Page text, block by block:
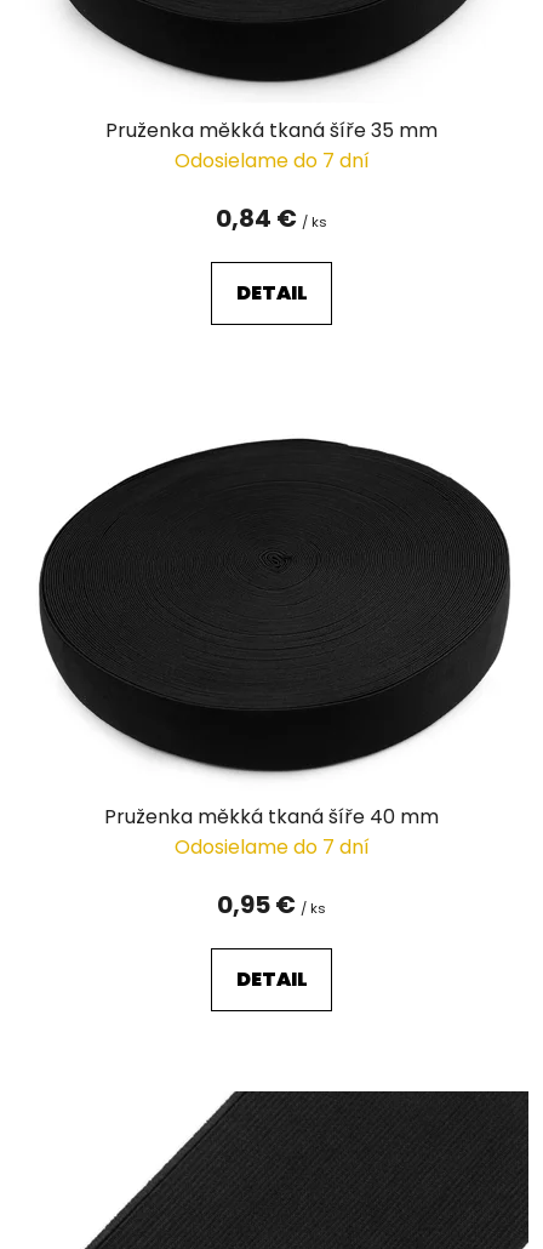
Pruženka měkká tkaná šíře 35 mm
Odosielame do 7 dní
0,84 € / ks
DETAIL
Pruženka měkká tkaná šíře 40 mm
Odosielame do 7 dní
0,95 € / ks
DETAIL